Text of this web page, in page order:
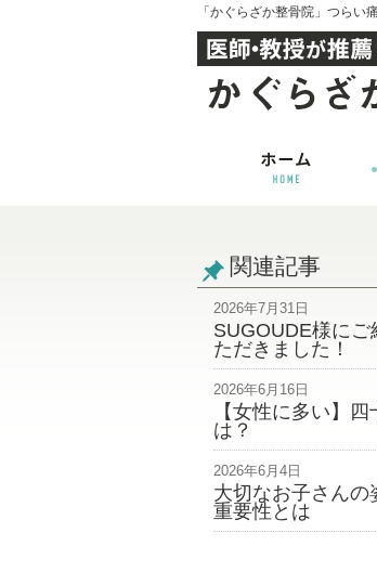
「かぐらざか整骨院」つらい
関連記事
2026年7月31日
SUGOUDE様にご
ただきました！
2026年6月16日
【女性に多い】四
は？
2026年6月4日
大切なお子さんの
重要性とは